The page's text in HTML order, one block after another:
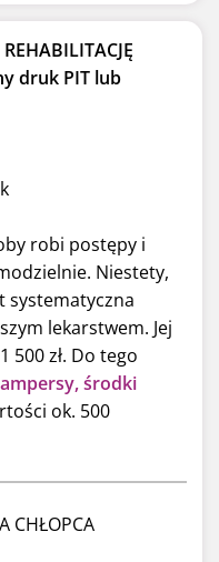
druk PIT lub
robi postępy i
Niestety,
systematyczna
lekarstwem. Jej
500 zł. Do tego
środki
ok. 500
CHŁOPCA